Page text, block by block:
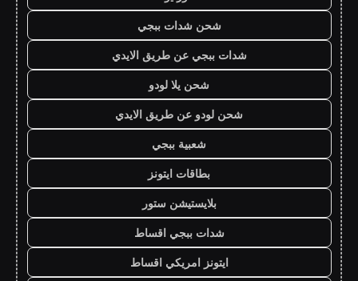
شحن شدات ببجي
شدات ببجي عن طريق الايدي
شحن يلا لودو
شحن لودو عن طريق الايدي
شعبية ببجي
بطاقات ايتونز
بلايستيشن ستور
شدات ببجي اقساط
ايتونز امريكي اقساط